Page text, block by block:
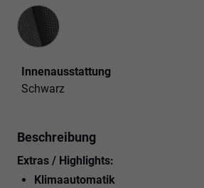
Innenausstattung
Innenausstattung
Schwarz
Beschreibung
Extras / Highlights:
Klimaautomatik